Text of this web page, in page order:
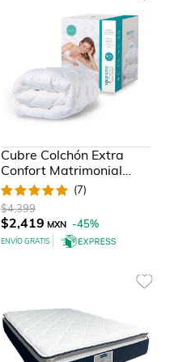
Cubre Colchón Extra
Confort Matrimonial
Sognare
(7)
$4,399
$2,419 MXN -45%
ENVÍO GRATIS